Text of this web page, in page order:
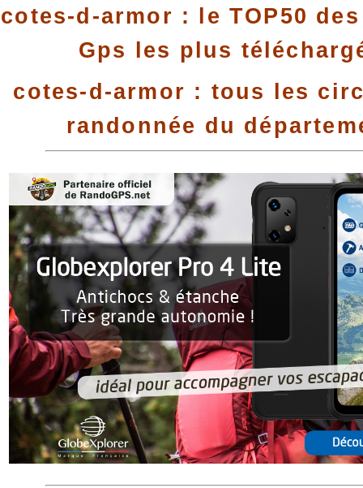
cotes-d-armor : le TOP50
Gps les plus
cotes-d-armor : tous les
randonnée du